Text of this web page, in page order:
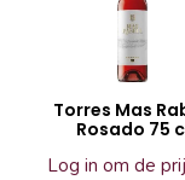
Torres Mas
Rosado 75
Log in om de